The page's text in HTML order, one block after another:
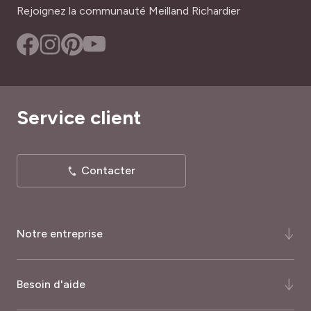
Rejoignez la communauté Meilland Richardier
Notre entreprise
Besoin d'aide
Service client
Contacter